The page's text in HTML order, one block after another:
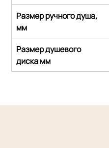
Размер ручного душа,
мм
Размер душевого
диска мм